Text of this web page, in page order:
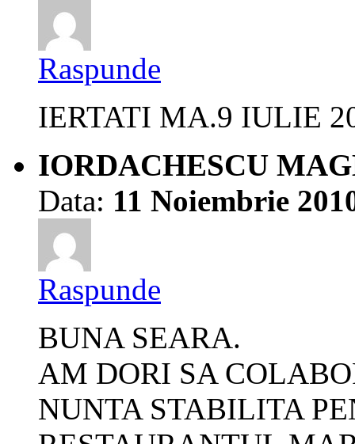
Raspunde
IERTATI MA.9 IULIE
IORDACHESCU
Data: 11 Noiembrie
Raspunde
BUNA SEARA.
AM DORI SA
NUNTA STABILITA